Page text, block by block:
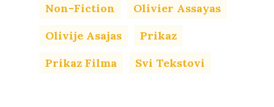
Non-Fiction
Olivier Assayas
Olivije Asajas
Prikaz
Prikaz Filma
Svi Tekstovi